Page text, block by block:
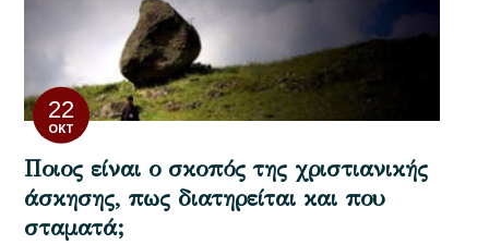
22
ΟΚΤ
Ποιος είναι ο σκοπός της χριστιανικής
άσκησης, πως διατηρείται και που
σταματά;